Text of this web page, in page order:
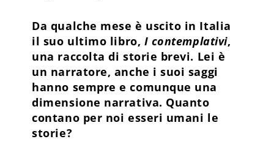
Da qualche mese è uscito in Italia
il suo ultimo libro, I contemplativi,
una raccolta di storie brevi. Lei è
un narratore, anche i suoi saggi
hanno sempre e comunque una
dimensione narrativa. Quanto
contano per noi esseri umani le
storie?